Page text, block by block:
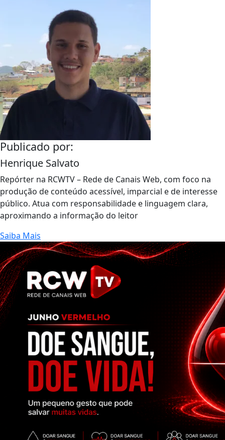
Publicado por:
Henrique Salvato
Repórter na RCWTV – Rede de Canais Web, com foco na
produção de conteúdo acessível, imparcial e de interesse
público. Atua com responsabilidade e linguagem clara,
aproximando a informação do leitor
Saiba Mais